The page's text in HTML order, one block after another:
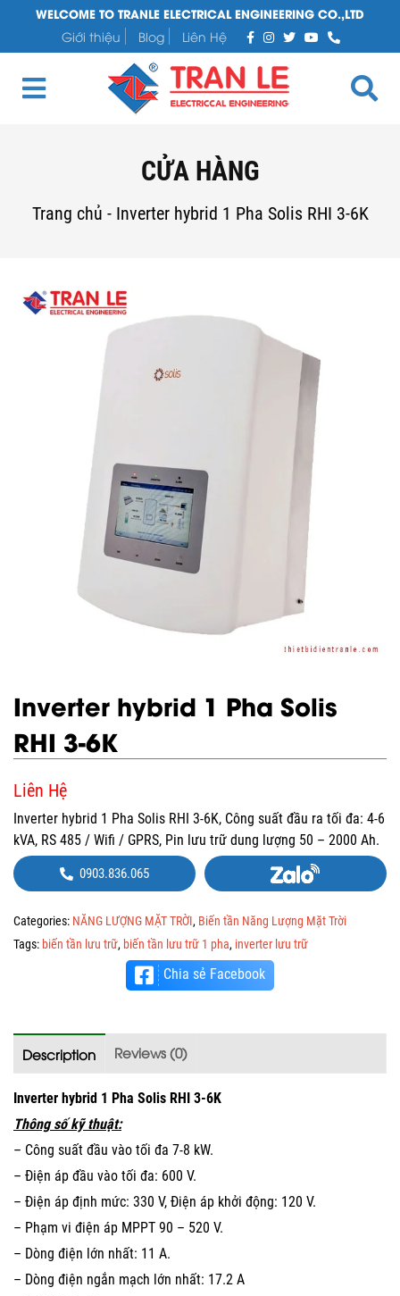
WELCOME TO TRANLE ELECTRICAL ENGINEERING CO.,LTD
Giới thiệu
Blog Liên Hệ
CỬA HÀNG
Trang chủ - Inverter hybrid 1 Pha Solis RHI 3-6K
Inverter hybrid 1 Pha Solis
RHI 3-6K
Liên Hệ
Inverter hybrid 1 Pha Solis RHI 3-6K, Công suất đầu ra tối đa: 4-6
kVA, RS 485 / Wifi / GPRS, Pin lưu trữ dung lượng 50 – 2000 Ah.
0903.836.065
Categories: NĂNG LƯỢNG MẶT TRỜI, Biến tần Năng Lượng Mặt Trời
Tags: biến tần lưu trữ, biến tần lưu trữ 1 pha, inverter lưu trữ
Chia sẻ Facebook
Description Reviews (0)
Inverter hybrid 1 Pha Solis RHI 3-6K
Thông số kỹ thuật:
– Công suất đầu vào tối đa 7-8 kW.
– Điện áp đầu vào tối đa: 600 V.
– Điện áp định mức: 330 V, Điện áp khởi động: 120 V.
– Phạm vi điện áp MPPT 90 – 520 V.
– Dòng điện lớn nhất: 11 A.
– Dòng điện ngắn mạch lớn nhất: 17.2 A